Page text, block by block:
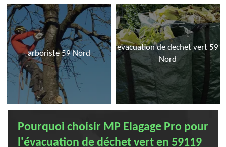
arboriste 59 Nord
evacuation de dechet vert 59
Nord
Pourquoi choisir MP Elagage Pro pour
l'évacuation de déchet vert en 59119